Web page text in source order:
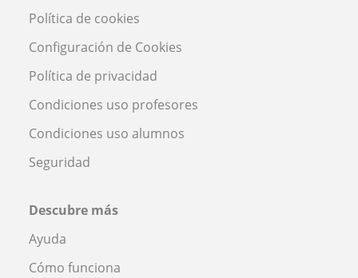
Política de cookies
Configuración de Cookies
Política de privacidad
Condiciones uso profesores
Condiciones uso alumnos
Seguridad
Descubre más
Ayuda
Cómo funciona